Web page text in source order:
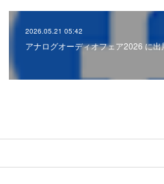
2026.05.21 05:42
アナログオーディオフェア2026 に